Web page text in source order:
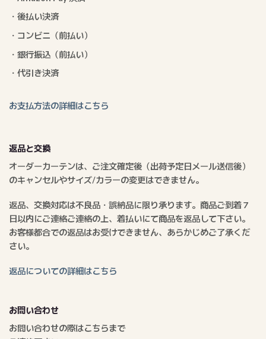
・後払い決済
・コンビニ（前払い）
・銀行振込（前払い）
・代引き決済
お支払方法の詳細はこちら
返品と交換
オーダーカーテンは、ご注文確定後（出荷予定日メール送信後）
のキャンセルやサイズ/カラーの変更はできません。
返品、交換対応は不良品・誤納品に限り承ります。商品ご到着７
日以内にご連絡ご連絡の上、着払いにて商品を返品して下さい。
お客様都合での返品はお受けできません、あらかじめご了承くだ
さい。
返品についての詳細はこちら
お問い合わせ
お問い合わせの際はこちらまで